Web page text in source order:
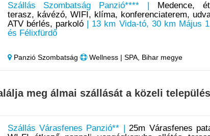
Szállás Szombatság Panzió**** | Medence,
terasz, kávézó, WIFI, klíma, konferenciaterem,
ATV bérlés, parkoló| 13 km Vida-tó, 30 km Május
és Félixfürdő
Panzió Szombatság Wellness | SPA, Bihar megye
meg álmai szállását a közeli
Szállás Várasfenes Panzió** |25m Várasfenes